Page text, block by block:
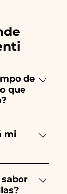
de
que
y pinta
¡por lo que
tu
mi
del
del
sabor